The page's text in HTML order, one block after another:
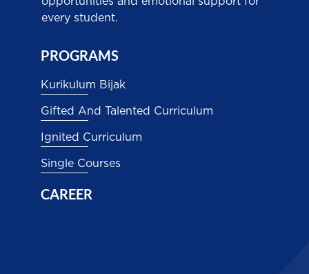
every student.
PROGRAMS
Kurikulum Bijak
Gifted And Talented Curriculum
Ignited Curriculum
Single Courses
CAREER